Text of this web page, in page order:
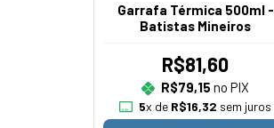
Garrafa Térmica 500ml -
Batistas Mineiros
R$81,60
R$79,15 no PIX
5x de R$16,32 sem juros